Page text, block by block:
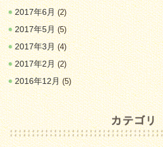
2017年6月(2)
2017年5月(5)
2017年3月(4)
2017年2月(2)
2016年12月(5)